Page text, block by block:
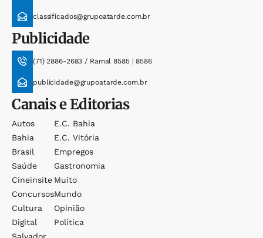
classificados@grupoatarde.com.br
Publicidade
(71) 2886-2683 / Ramal 8585 | 8586
publicidade@grupoatarde.com.br
Canais e Editorias
Autos
Bahia
Brasil
Saúde
Cineinsite
Concursos
Cultura
Digital
E.c. Bahia
E.c. Vitória
Empregos
Gastronomia
Muito
Mundo
Opinião
Política